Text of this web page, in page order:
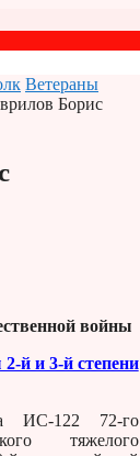
Ветераны
Борис
войны
й и 3-й степени
ИС-122 72-го
тяжелого